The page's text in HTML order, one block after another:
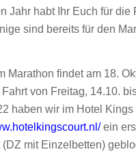
Jahr habt Ihr Euch für die
sind bereits für den
Marathon findet am 18.
von Freitag, 14.10.
haben wir im Hotel Kings
ein
mit Einzelbetten)